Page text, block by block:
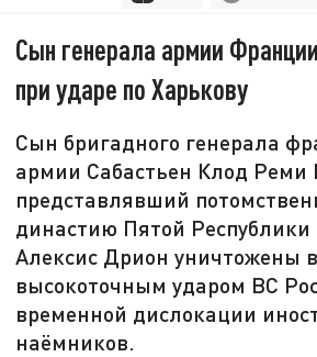
Сын генерала армии
при ударе по Харькову
Сын бригадного генерала
армии Сабастьен Клод Реми
представлявший
династию Пятой
Алексис Дрион уничтожены
высокоточным ударом ВС
временной дислокации
наёмников.